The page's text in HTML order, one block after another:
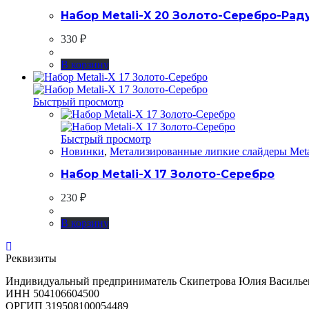
Набор Metali-X 20 Золото-Серебро-
330 ₽
В корзину
Быстрый просмотр
Быстрый просмотр
Новинки, Метализированные липкие слайдеры
Набор Metali-X 17 Золото-Серебро
230 ₽
В корзину
Реквизиты
Индивидуальный предприниматель Скипетрова Юлия
ИНН 504106604500
ОРГИП 319508100054489